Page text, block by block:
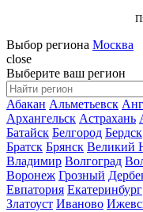
Выбор региона Москва
close
Выберите ваш регион
Абакан Альметьевск
Архангельск Астрахань
Батайск Белгород Бердск
Братск Брянск Великий
Владимир Волгоград
Воронеж Грозный
Евпатория Екатеринбург
Златоуст Иваново